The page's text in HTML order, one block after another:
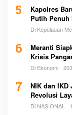
5
Kapolres
Putih Penuh
Di Kepulauan
6
Meranti
Krisis
Di Ekonomi
7
NIK dan
Revolusi
Di NASIONAL